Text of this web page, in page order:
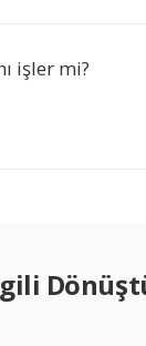
işler mi?